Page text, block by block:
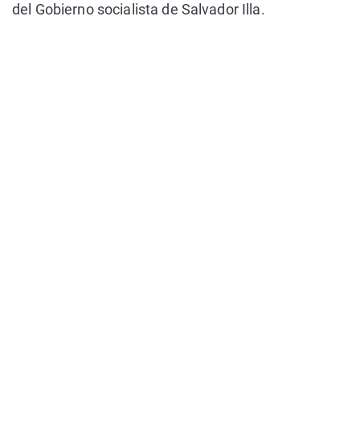
del Gobierno socialista de Salvador Illa.